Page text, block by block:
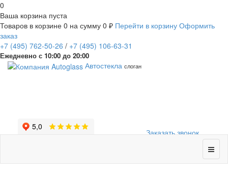
0
Ваша корзина пуста
Товаров в корзине 0 на сумму 0 ₽ Перейти в корзину Оформить
заказ
+7 (495) 762-50-26 / +7 (495) 106-63-31
Ежедневно с 10:00 до 20:00
Заказать звонок
Автостекла слоган